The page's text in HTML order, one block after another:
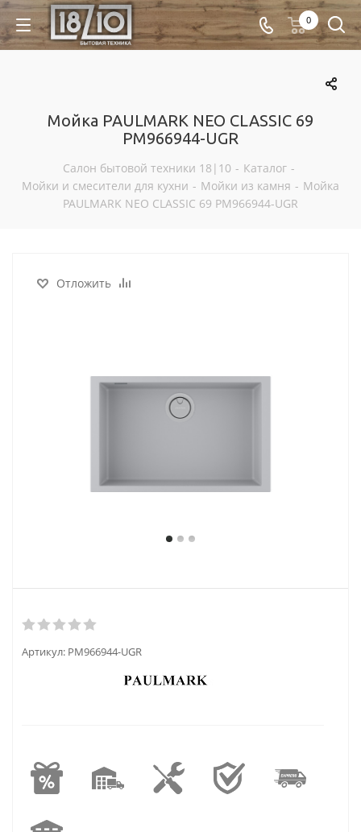
0
Мойка PAULMARK NEO CLASSIC 69
PM966944-UGR
Салон бытовой техники 18|10 - Каталог -
Мойки и смесители для кухни - Мойки из камня - Мойка
PAULMARK NEO CLASSIC 69 PM966944-UGR
Отложить
Артикул: PM966944-UGR